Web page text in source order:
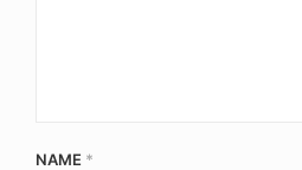
NAME *